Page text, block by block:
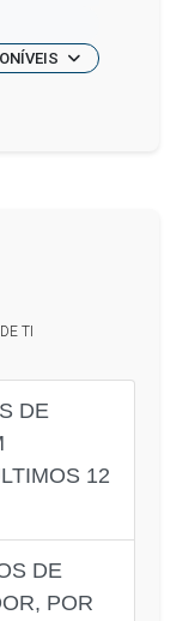
TI
DE
12
DE
POR